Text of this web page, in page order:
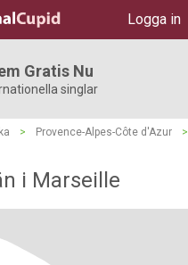
Logga in
Gratis Nu
singlar
> Provence-Alpes-Côte d'Azur
>
i Marseille